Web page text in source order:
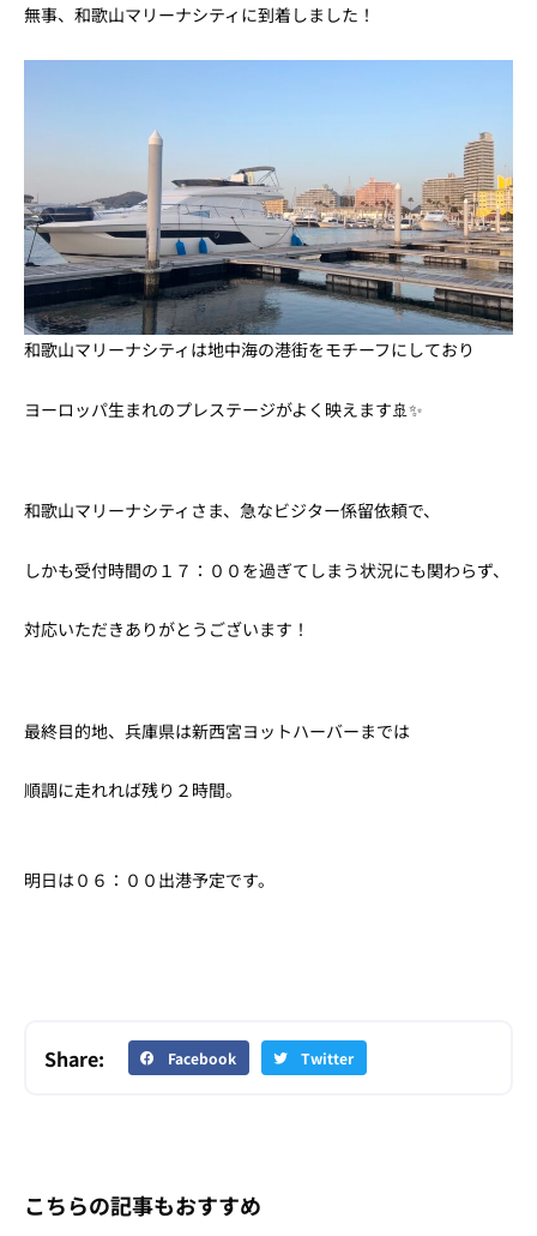
無事、和歌山マリーナシティに到着しました！
和歌山マリーナシティは地中海の港街をモチーフにしており
ヨーロッパ生まれのプレステージがよく映えます🚢✨
和歌山マリーナシティさま、急なビジター係留依頼で、
しかも受付時間の１７：００を過ぎてしまう状況にも関わらず、
対応いただきありがとうございます！
最終目的地、兵庫県は新西宮ヨットハーバーまでは
順調に走れれば残り２時間。
明日は０６：００出港予定です。
Share: Facebook Twitter
こちらの記事もおすすめ